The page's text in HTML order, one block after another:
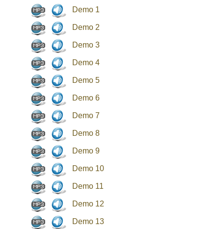
Demo 1
Demo 2
Demo 3
Demo 4
Demo 5
Demo 6
Demo 7
Demo 8
Demo 9
Demo 10
Demo 11
Demo 12
Demo 13